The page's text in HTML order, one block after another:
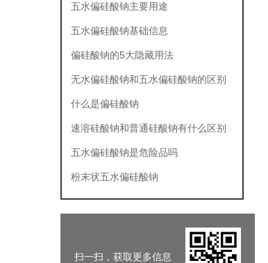
五水偏硅酸钠主要用途
五水偏硅酸钠基础信息
偏硅酸钠的5大隐藏用法
无水偏硅酸钠和五水偏硅酸钠的区别
什么是偏硅酸钠
速溶硅酸钠和普通硅酸钠有什么区别
五水偏硅酸钠是危险品吗
粉末状五水偏硅酸钠
扫一扫，获取更多信息